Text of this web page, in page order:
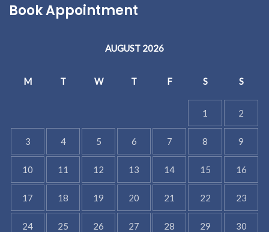
Book Appointment
AUGUST 2026
M T W T F S S
1 2
3 4 5 6 7 8 9
10 11 12 13 14 15 16
17 18 19 20 21 22 23
24 25 26 27 28 29 30